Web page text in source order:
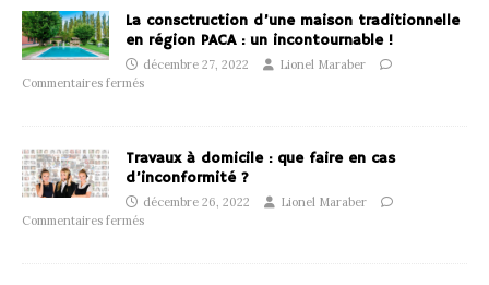
La consctruction d’une maison traditionnelle
en région PACA : un incontournable !
décembre 27, 2022
Lionel Maraber
Commentaires fermés
Travaux à domicile : que faire en cas
d’inconformité ?
décembre 26, 2022
Lionel Maraber
Commentaires fermés